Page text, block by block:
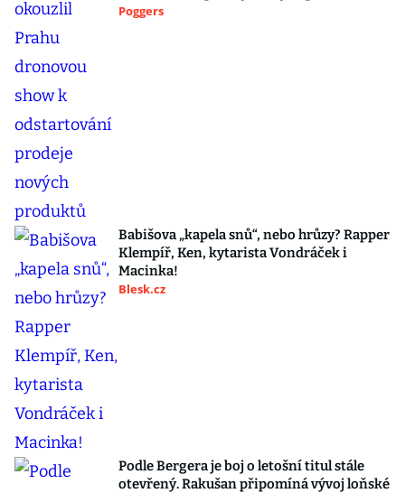
Poggers
Babišova „kapela snů“, nebo hrůzy? Rapper
Klempíř, Ken, kytarista Vondráček i
Macinka!
Blesk.cz
Podle Bergera je boj o letošní titul stále
otevřený. Rakušan připomíná vývoj loňské